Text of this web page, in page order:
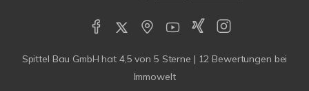
Spittel Bau GmbH hat 4,5 von 5 Sterne | 12 Bewertungen bei
Immowelt